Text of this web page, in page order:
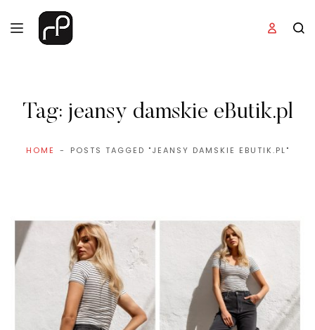
Tag: jeansy damskie eButik.pl
HOME POSTS TAGGED "JEANSY DAMSKIE EBUTIK.PL"